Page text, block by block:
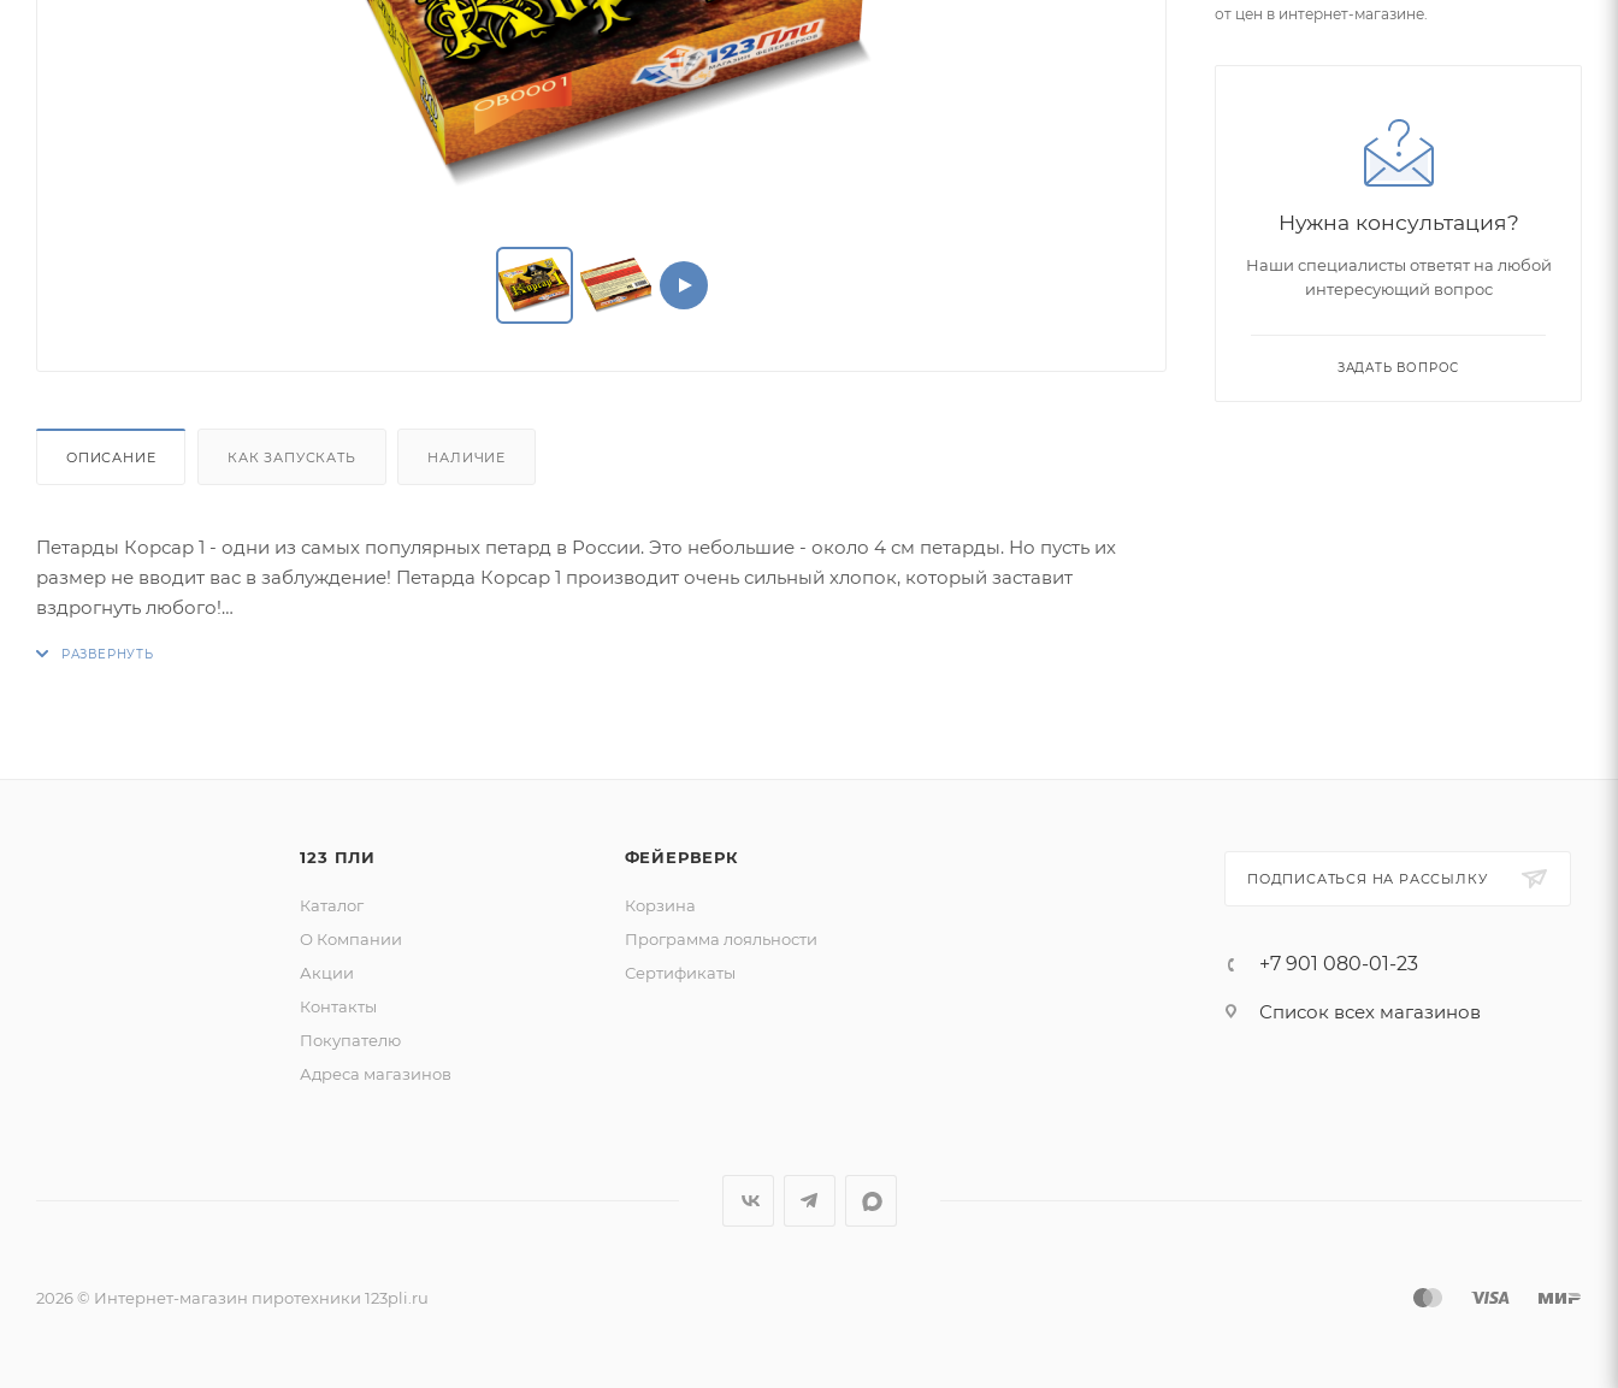
ОПИСАНИЕ КАК ЗАПУСКАТЬ НАЛИЧИЕ
Петарды Корсар 1 - одни из самых популярных петард в России. Это небольшие - около 4 см петарды. Но пусть их
размер не вводит вас в заблуждение! Петарда Корсар 1 производит очень сильный хлопок, который заставит
вздрогнуть любого!
от цен в интернет-магазине.
Нужна консультация?
Наши специалисты ответят на любой
интересующий вопрос
ЗАДАТЬ ВОПРОС
123 ПЛИ
Каталог
О Компании
Акции
Контакты
Покупателю
Адреса магазинов
ФЕЙЕРВЕРК
Корзина
Программа лояльности
Сертификаты
ПОДПИСАТЬСЯ НА РАССЫЛКУ
+7 901 080-01-23
Список всех магазинов
2026 © Интернет-магазин пиротехники 123pli.ru